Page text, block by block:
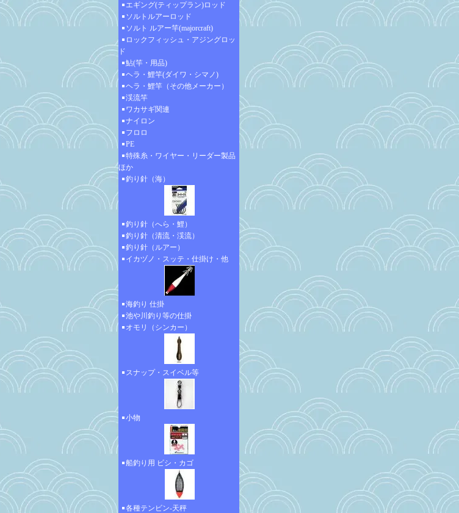
エギング(ティップラン)ロッド
ソルトルアーロッド
ソルト ルアー竿(majorcraft)
ロックフィッシュ・アジングロッ
ド
鮎(竿・用品)
ヘラ・鯉竿(ダイワ・シマノ)
ヘラ・鯉竿（その他メーカー）
渓流竿
ワカサギ関連
ナイロン
フロロ
PE
特殊糸・ワイヤー・リーダー製品
ほか
釣り針（海）
釣り針（へら・鯉）
釣り針（清流・渓流）
釣り針（ルアー）
イカヅノ・スッテ・仕掛け・他
海釣り 仕掛
池や川釣り等の仕掛
オモリ（シンカー）
スナップ・スイベル等
小物
船釣り用 ビシ・カゴ
各種テンビン-天秤